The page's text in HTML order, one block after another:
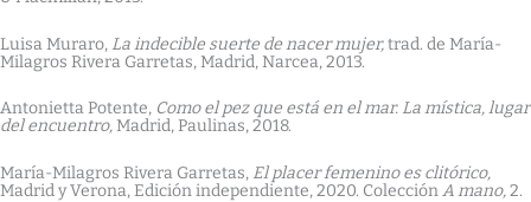
Luisa Muraro, La indecible suerte de nacer mujer,trad. de María-
Milagros Rivera Garretas, Madrid, Narcea, 2013.
Antonietta Potente, Como el pez que está en el mar. La mística, lugar
del encuentro,Madrid, Paulinas, 2018.
María-Milagros Rivera Garretas, El placer femenino es clitórico,
Madrid y Verona, Edición independiente, 2020. ColecciónA mano,2.